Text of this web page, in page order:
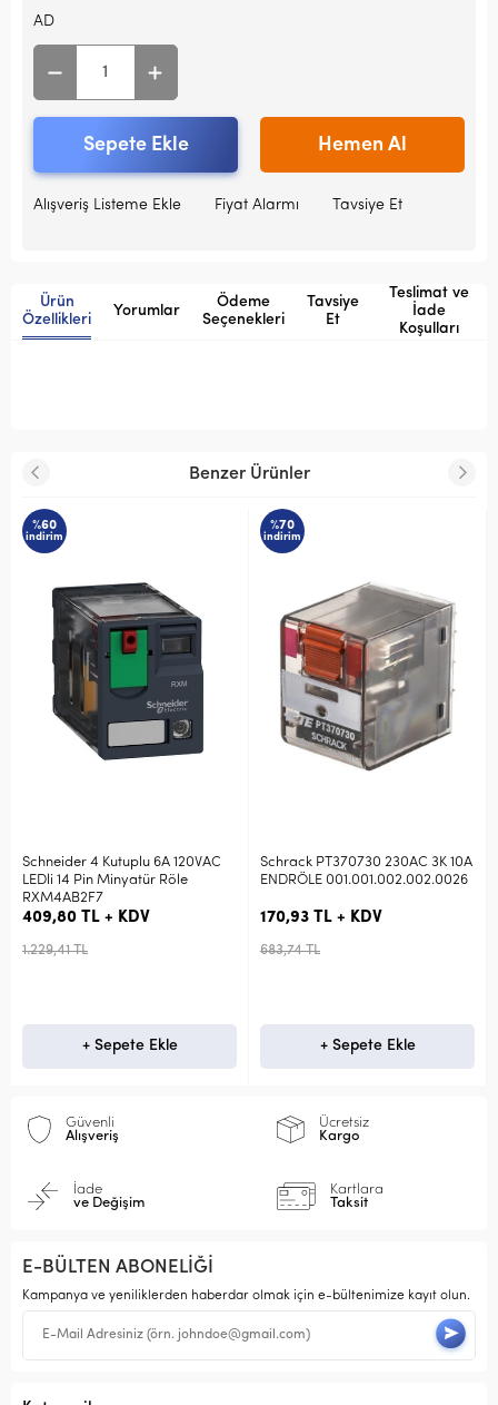
AD
Sepete Ekle Hemen Al
Alışveriş Listeme Ekle Fiyat Alarmı Tavsiye Et
Ürün
Özellikleri
Yorumlar
Ödeme
Seçenekleri
Tavsiye
Et
Teslimat ve
İade
Koşulları
Benzer Ürünler
%60
indirim
Schneider 4 Kutuplu 6A 120VAC
LEDli 14 Pin Minyatür Röle
RXM4AB2F7
409,80 TL + KDV
1.229,41 TL
+ Sepete Ekle
%70
indirim
Schrack PT370730 230AC 3K 10A
ENDRÖLE 001.001.002.002.0026
170,93 TL + KDV
683,74 TL
+ Sepete Ekle
Güvenli
Alışveriş
Ücretsiz
Kargo
İade
ve Değişim
Kartlara
Taksit
E-BÜLTEN ABONELİĞİ
Kampanya ve yeniliklerden haberdar olmak için e-bültenimize kayıt olun.